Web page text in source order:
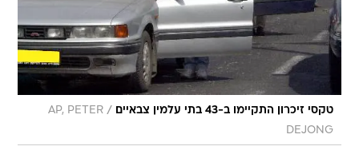
טקסי זיכרון התקיימו ב-43 בתי עלמין צבאיים /
AP, PETER
DEJONG